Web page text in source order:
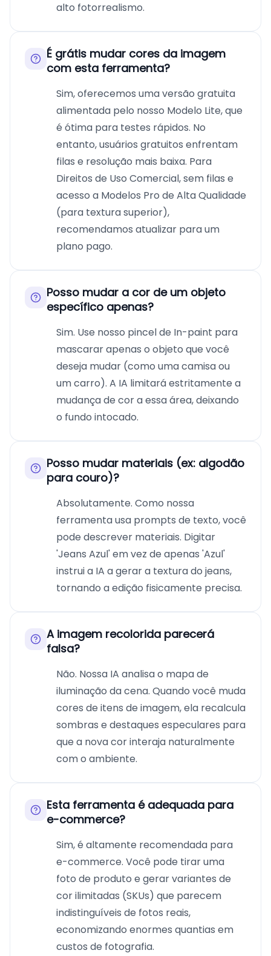
alto fotorrealismo.
É grátis mudar cores da imagem
com esta ferramenta?
Sim, oferecemos uma versão gratuita
alimentada pelo nosso Modelo Lite, que
é ótima para testes rápidos. No
entanto, usuários gratuitos enfrentam
filas e resolução mais baixa. Para
Direitos de Uso Comercial, sem filas e
acesso a Modelos Pro de Alta Qualidade
(para textura superior),
recomendamos atualizar para um
plano pago.
Posso mudar a cor de um objeto
específico apenas?
Sim. Use nosso pincel de In-paint para
mascarar apenas o objeto que você
deseja mudar (como uma camisa ou
um carro). A IA limitará estritamente a
mudança de cor a essa área, deixando
o fundo intocado.
Posso mudar materiais (ex: algodão
para couro)?
Absolutamente. Como nossa
ferramenta usa prompts de texto, você
pode descrever materiais. Digitar
'Jeans Azul' em vez de apenas 'Azul'
instrui a IA a gerar a textura do jeans,
tornando a edição fisicamente precisa.
A imagem recolorida parecerá
falsa?
Não. Nossa IA analisa o mapa de
iluminação da cena. Quando você muda
cores de itens de imagem, ela recalcula
sombras e destaques especulares para
que a nova cor interaja naturalmente
com o ambiente.
Esta ferramenta é adequada para
e-commerce?
Sim, é altamente recomendada para
e-commerce. Você pode tirar uma
foto de produto e gerar variantes de
cor ilimitadas (SKUs) que parecem
indistinguíveis de fotos reais,
economizando enormes quantias em
custos de fotografia.